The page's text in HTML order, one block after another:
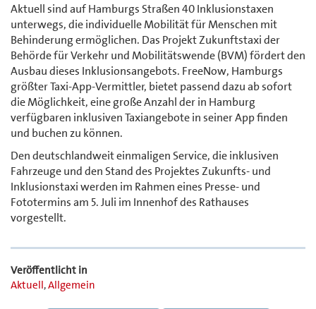
Aktuell sind auf Hamburgs Straßen 40 Inklusionstaxen
unterwegs, die individuelle Mobilität für Menschen mit
Behinderung ermöglichen. Das Projekt Zukunftstaxi der
Behörde für Verkehr und Mobilitätswende (BVM) fördert den
Ausbau dieses Inklusionsangebots. FreeNow, Hamburgs
größter Taxi-App-Vermittler, bietet passend dazu ab sofort
die Möglichkeit, eine große Anzahl der in Hamburg
verfügbaren inklusiven Taxiangebote in seiner App finden
und buchen zu können.
Den deutschlandweit einmaligen Service, die inklusiven
Fahrzeuge und den Stand des Projektes Zukunfts- und
Inklusionstaxi werden im Rahmen eines Presse- und
Fototermins am 5. Juli im Innenhof des Rathauses
vorgestellt.
Veröffentlicht in
Aktuell,Allgemein